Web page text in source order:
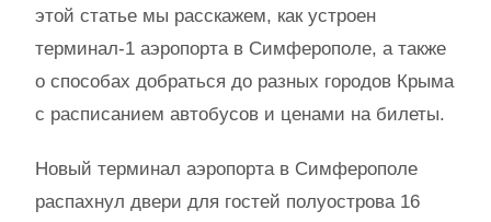
этой статье мы расскажем, как устроен
терминал-1 аэропорта в Симферополе, а также
о способах добраться до разных городов Крыма
с расписанием автобусов и ценами на билеты.
Новый терминал аэропорта в Симферополе
распахнул двери для гостей полуострова 16